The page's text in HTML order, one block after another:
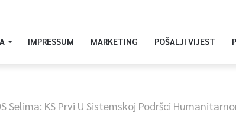
IMPRESSUM MARKETING POŠALJI VIJEST
Selima: KS Prvi U Sistemskoj Podršci